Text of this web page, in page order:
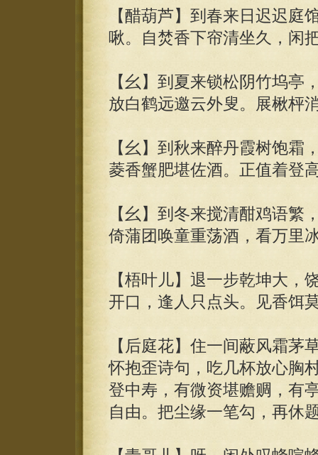
【醋葫芦】到春来日迟迟庭
啾。自焚香下帘清坐久，闲
【幺】到夏来锁松阴竹坞亭
放白鹤远邀云外叟。展楸枰
【幺】到秋来醉丹霞树饱霜
菱香蟹肥堪佐酒。正值着登
【幺】到冬来搅清酣鸡语繁
倚蒲团唤童重荡酒，看万里
【梧叶儿】退一步乾坤大，
开口，逢人只点头。见香饵
【后庭花】住一间蔽风霜茅
怀抱歪诗句，吃几杯放心胸
登中寿，有微资堪赡赒，有
自由。把尘缘一笔勾，再休